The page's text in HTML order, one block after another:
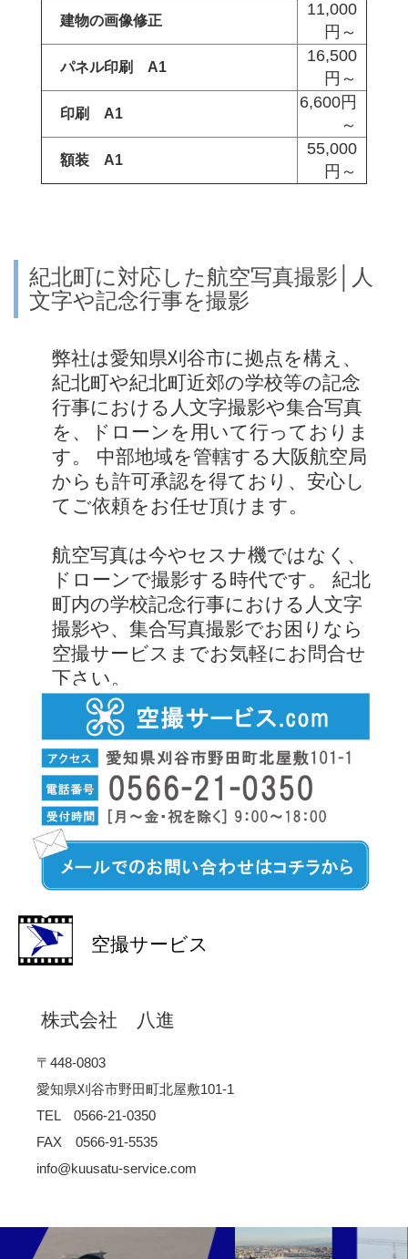
建物の画像修正
11,000
円～
パネル印刷 A1
16,500
円～
印刷 A1
6,600円
～
額装 A1
55,000
円～
紀北町に対応した航空写真撮影│人
文字や記念行事を撮影
弊社は愛知県刈谷市に拠点を構え、
紀北町や紀北町近郊の学校等の記念
行事における人文字撮影や集合写真
を、ドローンを用いて行っておりま
す。 中部地域を管轄する大阪航空局
からも許可承認を得ており、安心し
てご依頼をお任せ頂けます。
航空写真は今やセスナ機ではなく、
ドローンで撮影する時代です。 紀北
町内の学校記念行事における人文字
撮影や、集合写真撮影でお困りなら
空撮サービスまでお気軽にお問合せ
下さい。
空撮サービス
株式会社 八進
〒448-0803
愛知県刈谷市野田町北屋敷101-1
TEL 0566-21-0350
FAX 0566-91-5535
info@kuusatu-service.com